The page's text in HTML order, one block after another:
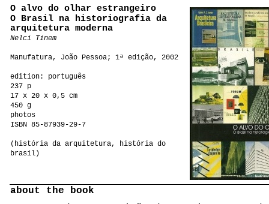
O alvo do olhar estrangeiro
O Brasil na historiografia da
arquitetura moderna
Nelci Tinem
Manufatura, João Pessoa; 1ª edição, 2002
edition: português
237 p
17 x 20 x 0,5 cm
450 g
photos
ISBN 85-87939-29-7
(história da arquitetura, história do
brasil)
about the book